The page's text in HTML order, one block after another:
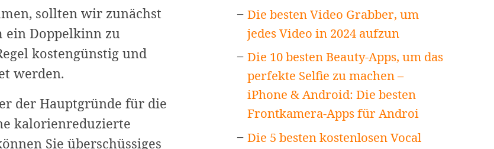
sollten wir zunächst
ein Doppelkinn zu
kostengünstig und
werden.
der Hauptgründe für die
kalorienreduzierte
Sie überschüssiges
Die besten Video Grabber, um
jedes Video in 2024 aufzun
Die 10 besten Beauty-Apps, um das
perfekte Selfie zu machen –
iPhone & Android: Die besten
Frontkamera-Apps für Androi
Die 5 besten kostenlosen Vocal